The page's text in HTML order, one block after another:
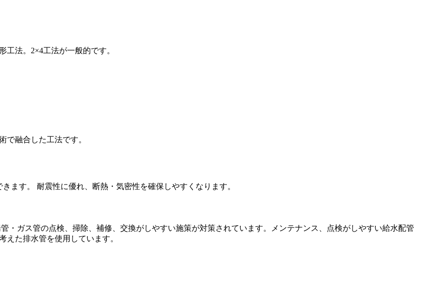
法。2×4工法が一般的です。
で融合した工法です。
ます。 耐震性に優れ、断熱・気密性を確保しやすくなります。
・ガス管の点検、掃除、補修、交換がしやすい施策が対策されています。メンテナンス、点検がしやすい給水配管
えた排水管を使用しています。